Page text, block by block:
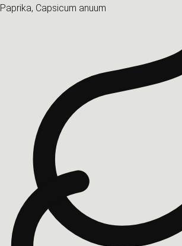
Paprika, Capsicum anuum